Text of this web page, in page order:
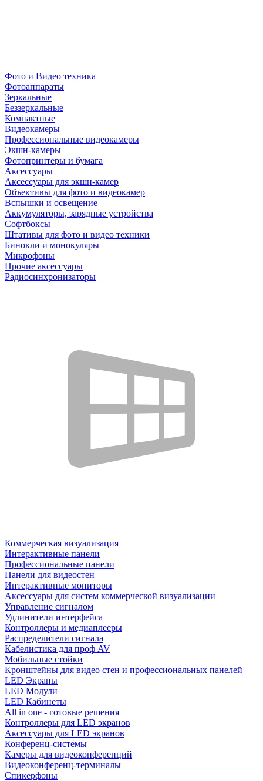
Фото и Видео техника
Фотоаппараты
Зеркальные
Беззеркальные
Компактные
Видеокамеры
Профессиональные видеокамеры
Экшн-камеры
Фотопринтеры и бумага
Аксессуары
Аксессуары для экшн-камер
Объективы для фото и видеокамер
Вспышки и освещение
Аккумуляторы, зарядные устройства
Софтбоксы
Штативы для фото и видео техники
Бинокли и монокуляры
Микрофоны
Прочие аксессуары
Радиосинхронизаторы
Коммерческая визуализация
Интерактивные панели
Профессиональные панели
Панели для видеостен
Интерактивные мониторы
Аксессуары для систем коммерческой визуализации
Управление сигналом
Удлинители интерфейса
Контроллеры и медиаплееры
Распределители сигнала
Кабелистика для проф AV
Мобильные стойки
Кронштейны для видео стен и профессиональных панелей
LED Экраны
LED Модули
LED Кабинеты
All in one - готовые решения
Контроллеры для LED экранов
Аксессуары для LED экранов
Конференц-системы
Камеры для видеоконференций
Видеоконференц-терминалы
Спикерфоны